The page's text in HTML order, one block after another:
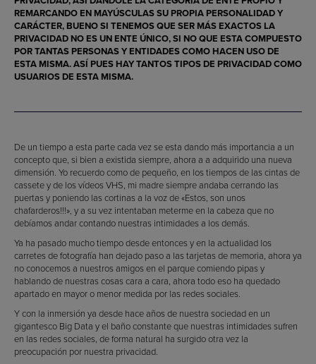
REMARCANDO EN MAYÚSCULAS SU PROPIA PERSONALIDAD Y
CARÁCTER, BUENO SI TENEMOS QUE SER MÁS EXACTOS LA
PRIVACIDAD NO ES UN ENTE ÚNICO, SI NO QUE ESTA COMPUESTO
POR TANTAS PERSONAS Y ENTIDADES COMO HACEN USO DE
ESTA MISMA. ASÍ PUES HAY TANTOS TIPOS DE PRIVACIDAD COMO
USUARIOS DE ESTA MISMA.
De un tiempo a esta parte cada vez se esta dando más importancia a un
concepto que, si bien a existida siempre, ahora a a adquirido una nueva
dimensión. Yo recuerdo como de pequeño, en los tiempos de las cintas de
cassete y de los vídeos VHS, mi madre siempre andaba cerrando las
puertas y poniendo las cortinas a la voz de «Estos, son unos
chafarderos!!!», y a su vez intentaban meterme en la cabeza que no
debíamos andar contando nuestras intimidades a los demás.
Ya ha pasado mucho tiempo desde entonces y en la actualidad los
carretes de fotografía han dejado paso a las tarjetas de memoria, ahora ya
no conocemos a nuestros amigos en el parque comiendo pipas y
hablando de nuestras cosas cara a cara, ahora todo eso ha quedado
apartado en mayor o menor medida por las redes sociales.
Y con la inmersión ya desde hace años de nuestra sociedad en un
gigantesco Big Data y el baño constante que nuestras intimidades sufren
en las redes sociales, de forma natural ha surgido otra vez la
preocupación por nuestra privacidad.